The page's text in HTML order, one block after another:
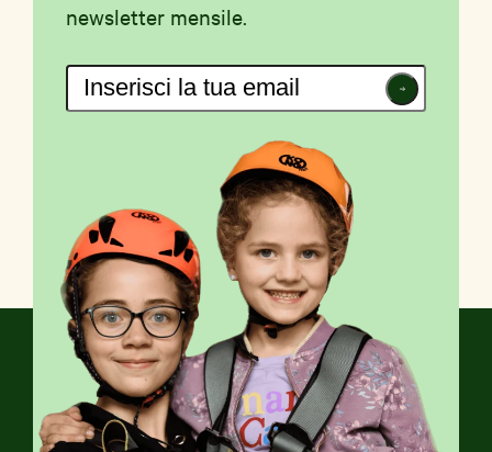
newsletter mensile.
Iscriviti